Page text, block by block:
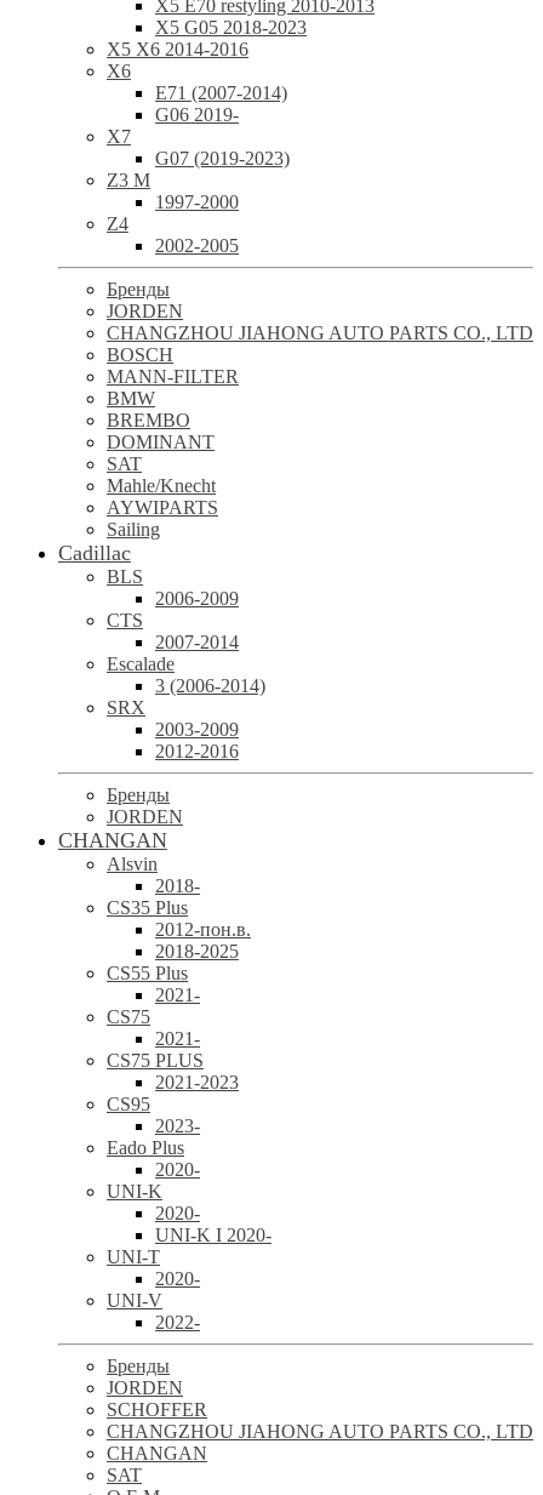
X5 E70 restyling 2010-2013
X5 G05 2018-2023
X5 X6 2014-2016
X6
E71 (2007-2014)
G06 2019-
X7
G07 (2019-2023)
Z3 M
1997-2000
Z4
2002-2005
Бренды
JORDEN
CHANGZHOU JIAHONG AUTO PARTS CO., LTD
BOSCH
MANN-FILTER
BMW
BREMBO
DOMINANT
SAT
Mahle/Knecht
AYWIPARTS
Sailing
Cadillac
BLS
2006-2009
CTS
2007-2014
Escalade
3 (2006-2014)
SRX
2003-2009
2012-2016
Бренды
JORDEN
CHANGAN
Alsvin
2018-
CS35 Plus
2012-пон.в.
2018-2025
CS55 Plus
2021-
CS75
2021-
CS75 PLUS
2021-2023
CS95
2023-
Eado Plus
2020-
UNI-K
2020-
UNI-K I 2020-
UNI-T
2020-
UNI-V
2022-
Бренды
JORDEN
SCHOFFER
CHANGZHOU JIAHONG AUTO PARTS CO., LTD
CHANGAN
SAT